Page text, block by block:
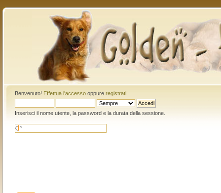
Benvenuto! Effettua l'accessooppure registrati.
Inserisci il nome utente, la password e la durata della sessione.